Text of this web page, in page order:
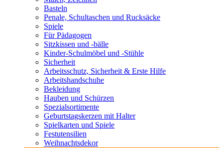
Basteln
Penale, Schultaschen und Rucksäcke
Spiele
Für Pädagogen
Sitzkissen und -bälle
Kinder-Schulmöbel und -Stühle
Sicherheit
Arbeitsschutz, Sicherheit & Erste Hilfe
Arbeitshandschuhe
Bekleidung
Hauben und Schürzen
Spezialsortimente
Geburtstagskerzen mit Halter
Spielkarten und Spiele
Festutensilien
Weihnachtsdekor